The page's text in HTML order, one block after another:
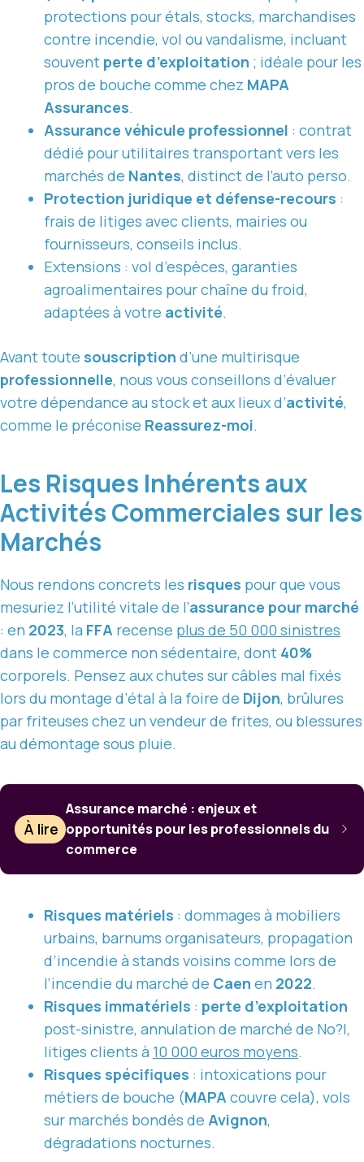
protections pour étals, stocks, marchandises
contre incendie, vol ou vandalisme, incluant
souvent perte d’exploitation ; idéale pour les
pros de bouche comme chez MAPA
Assurances.
Assurance véhicule professionnel : contrat
dédié pour utilitaires transportant vers les
marchés de Nantes, distinct de l’auto perso.
Protection juridique et défense-recours :
frais de litiges avec clients, mairies ou
fournisseurs, conseils inclus.
Extensions : vol d’espèces, garanties
agroalimentaires pour chaîne du froid,
adaptées à votre activité.
Avant toute souscription d’une multirisque
professionnelle, nous vous conseillons d’évaluer
votre dépendance au stock et aux lieux d’activité,
comme le préconise Reassurez-moi.
Les Risques Inhérents aux
Activités Commerciales sur les
Marchés
Nous rendons concrets les risques pour que vous
mesuriez l’utilité vitale de l’assurance pour marché
: en 2023, la FFA recense plus de 50 000 sinistres
dans le commerce non sédentaire, dont 40%
corporels. Pensez aux chutes sur câbles mal fixés
lors du montage d’étal à la foire de Dijon, brûlures
par friteuses chez un vendeur de frites, ou blessures
au démontage sous pluie.
À lire
Assurance marché : enjeux et
opportunités pour les professionnels du
commerce
Risques matériels : dommages à mobiliers
urbains, barnums organisateurs, propagation
d’incendie à stands voisins comme lors de
l’incendie du marché de Caen en 2022.
Risques immatériels : perte d’exploitation
post-sinistre, annulation de marché de No?l,
litiges clients à 10 000 euros moyens.
Risques spécifiques : intoxications pour
métiers de bouche (MAPA couvre cela), vols
sur marchés bondés de Avignon,
dégradations nocturnes.